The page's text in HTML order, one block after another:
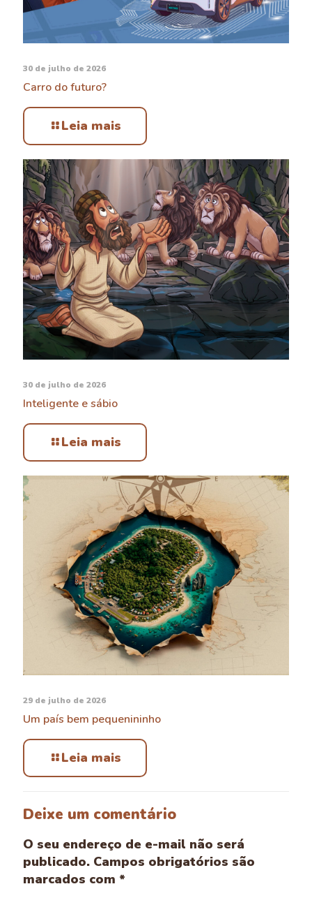
30 de julho de 2026
Carro do futuro?
Leia mais
30 de julho de 2026
Inteligente e sábio
Leia mais
29 de julho de 2026
Um país bem pequenininho
Leia mais
Deixe um comentário
O seu endereço de e-mail não será
publicado. Campos obrigatórios são
marcados com *